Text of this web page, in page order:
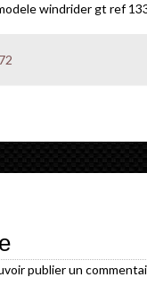
windrider gt ref
publier un